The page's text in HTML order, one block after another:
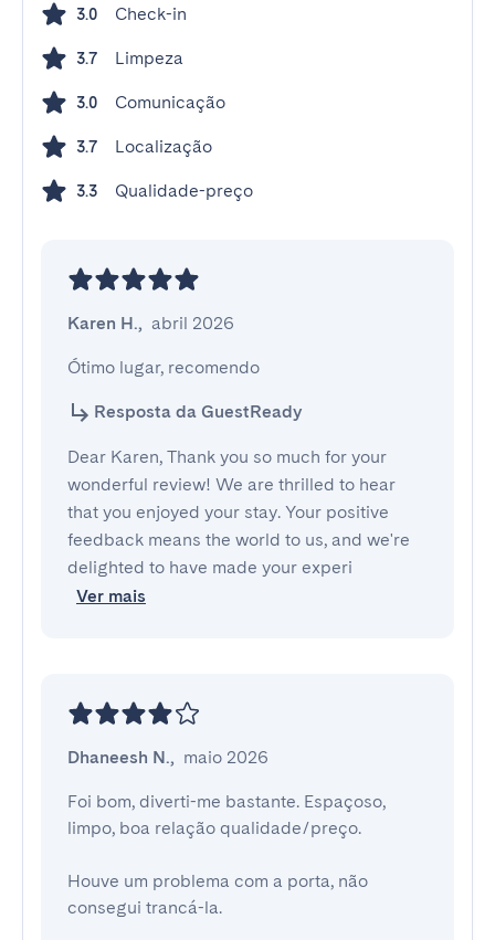
3.0 Check-in
3.7 Limpeza
3.0 Comunicação
3.7 Localização
3.3 Qualidade-preço
Karen H., abril 2026
Ótimo lugar, recomendo
Resposta da GuestReady
Dear Karen, Thank you so much for your
wonderful review! We are thrilled to hear
that you enjoyed your stay. Your positive
feedback means the world to us, and we're
delighted to have made your experi
Ver mais
Dhaneesh N., maio 2026
Foi bom, diverti-me bastante. Espaçoso,
limpo, boa relação qualidade/preço.
Houve um problema com a porta, não
consegui trancá-la.